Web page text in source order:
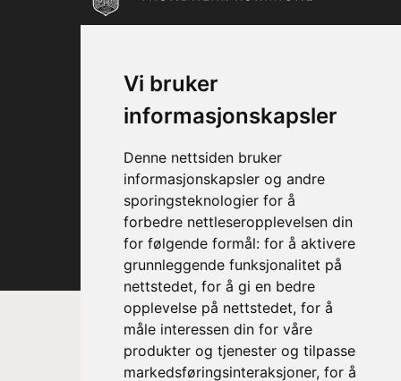
Vi bruker
informasjonskapsler
Denne nettsiden bruker
informasjonskapsler og andre
sporingsteknologier for å
forbedre nettleseropplevelsen din
for følgende formål: for å aktivere
grunnleggende funksjonalitet på
nettstedet, for å gi en bedre
opplevelse på nettstedet, for å
måle interessen din for våre
produkter og tjenester og tilpasse
markedsføringsinteraksjoner, for å